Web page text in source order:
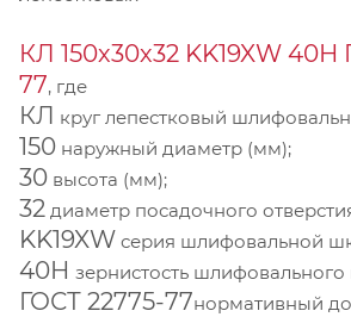
КЛ 150х30х32 KK19XW 40Н
77, где
КЛ круг лепестковый
150 наружный диаметр (мм);
30 высота (мм);
32 диаметр посадочного
KK19XW серия шлифовальной
40Н зернистость шлифовального
ГОСТ 22775-77нормативный